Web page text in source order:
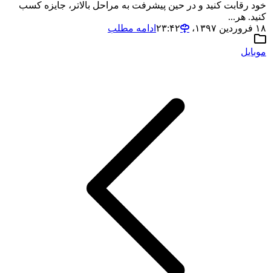
خود رقابت کنید و در حین پیشرفت به مراحل بالاتر، جایزه کسب
کنید. هر...
۱۸ فروردین ۱۳۹۷،‏ ۲۳:۴۲
ادامه مطلب
موبایل